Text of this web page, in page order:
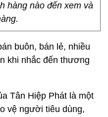
hàng nào đến xem và
buôn, bán lẻ, nhiều
khi nhắc đến thương
Tân Hiệp Phát là một
vệ người tiêu dùng,